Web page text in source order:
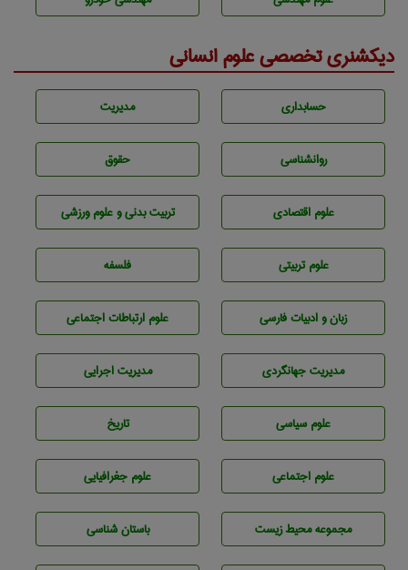
دیکشنری تخصصی علوم انسانی
حسابداری مديريت
روانشناسی حقوق
علوم اقتصادی تربيت بدنی و علوم ورزشی
علوم تربيتی فلسفه
زبان و ادبيات فارسی علوم ارتباطات اجتماعی
مديريت جهانگردی مديريت اجرايی
علوم سياسی تاريخ
علوم اجتماعی علوم جغرافيايی
مجموعه محيط زيست باستان شناسی